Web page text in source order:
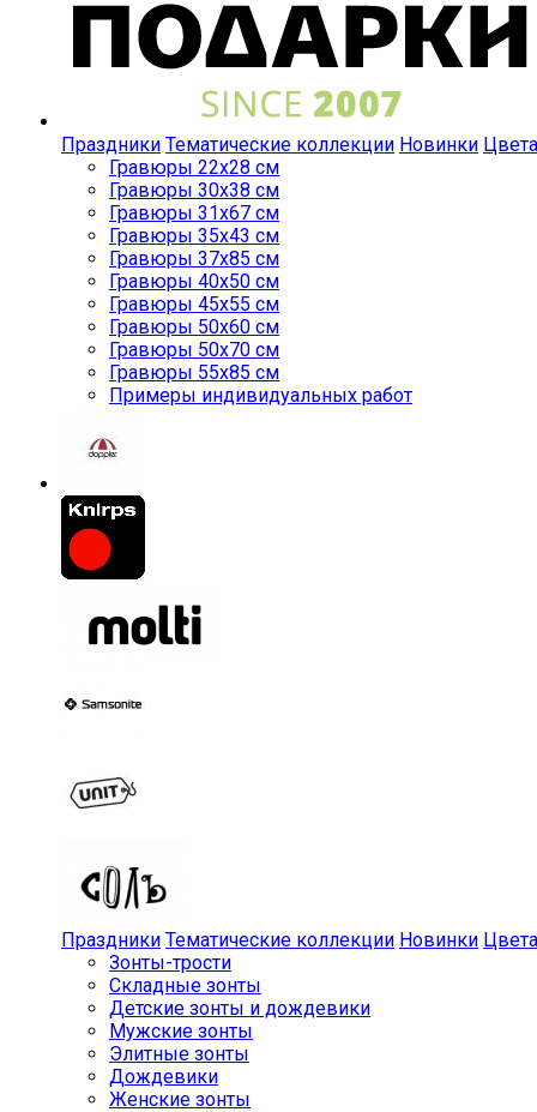
Праздники Тематические коллекции Новинки Цвета
Гравюры 22x28 см
Гравюры 30x38 см
Гравюры 31x67 см
Гравюры 35x43 см
Гравюры 37x85 см
Гравюры 40x50 см
Гравюры 45x55 см
Гравюры 50x60 см
Гравюры 50x70 см
Гравюры 55x85 см
Примеры индивидуальных работ
Праздники Тематические коллекции Новинки Цвета
Зонты-трости
Складные зонты
Детские зонты и дождевики
Мужские зонты
Элитные зонты
Дождевики
Женские зонты